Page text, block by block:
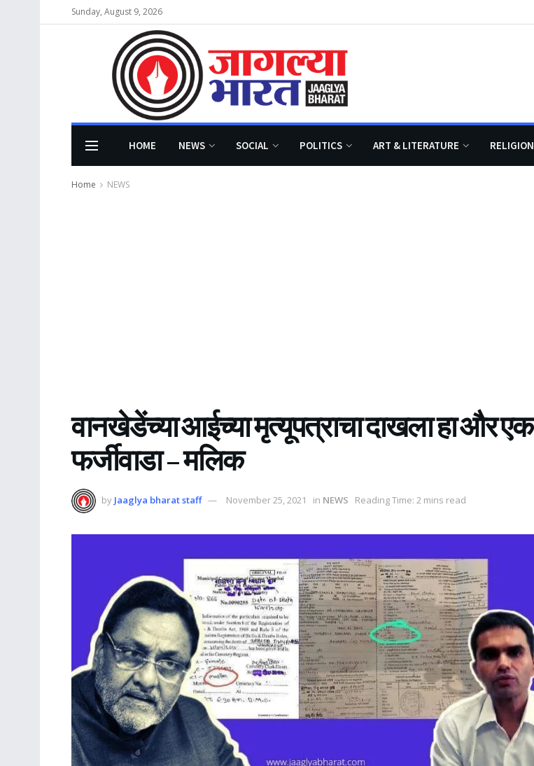
Sunday, August 9, 2026
HOME NEWS SOCIAL POLITICS ART & LITERATURE RELIGION
Home NEWS
वानखेडेंच्या आईच्या मृत्यूपत्राचा दाखला हा और एक
फर्जीवाडा – मलिक
by Jaaglya bharat staff November 25, 2021 in NEWS Reading Time: 2 mins read